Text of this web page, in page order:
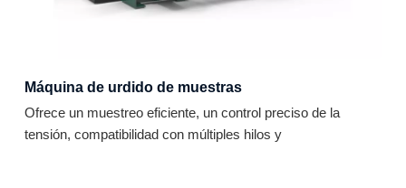
Máquina de urdido de muestras
Ofrece un muestreo eficiente, un control preciso de la
tensión, compatibilidad con múltiples hilos y